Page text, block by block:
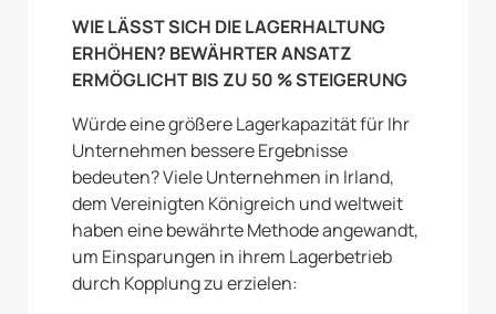
WIE LÄSST SICH DIE LAGERHALTUNG
ERHÖHEN? BEWÄHRTER ANSATZ
ERMÖGLICHT BIS ZU 50 % STEIGERUNG
Würde eine größere Lagerkapazität für Ihr
Unternehmen bessere Ergebnisse
bedeuten? Viele Unternehmen in Irland,
dem Vereinigten Königreich und weltweit
haben eine bewährte Methode angewandt,
um Einsparungen in ihrem Lagerbetrieb
durch Kopplung zu erzielen: